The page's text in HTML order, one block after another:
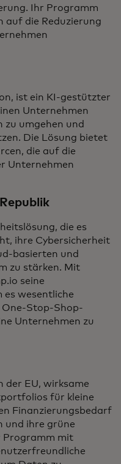
Ihr Programm
auf die Reduzierung
ist ein KI-gestützter
Unternehmen
zu umgehen und
Die Lösung bietet
die auf die
Unternehmen
die es
ihre Cybersicherheit
basierten und
zu stärken. Mit
seine
wesentliche
One-Stop-Shop-
Unternehmen zu
der EU, wirksame
für kleine
Finanzierungsbedarf
und ihre grüne
Programm mit